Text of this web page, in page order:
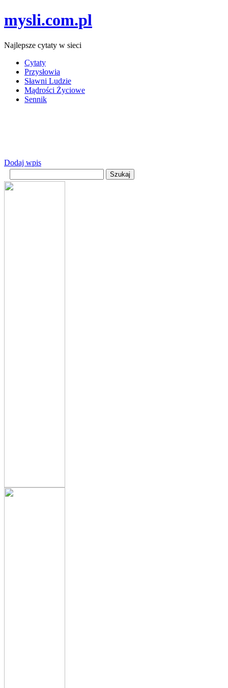
mysli.com.pl
Najlepsze cytaty w sieci
Cytaty
Przysłowia
Sławni Ludzie
Mądrości Życiowe
Sennik
Dodaj wpis